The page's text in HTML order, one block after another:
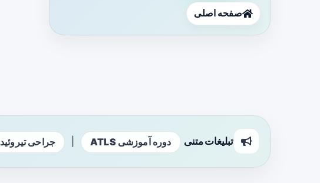
صفحه اصلی
تبلیغات متنی دوره آموزشی ATLS جراحی تیروئید